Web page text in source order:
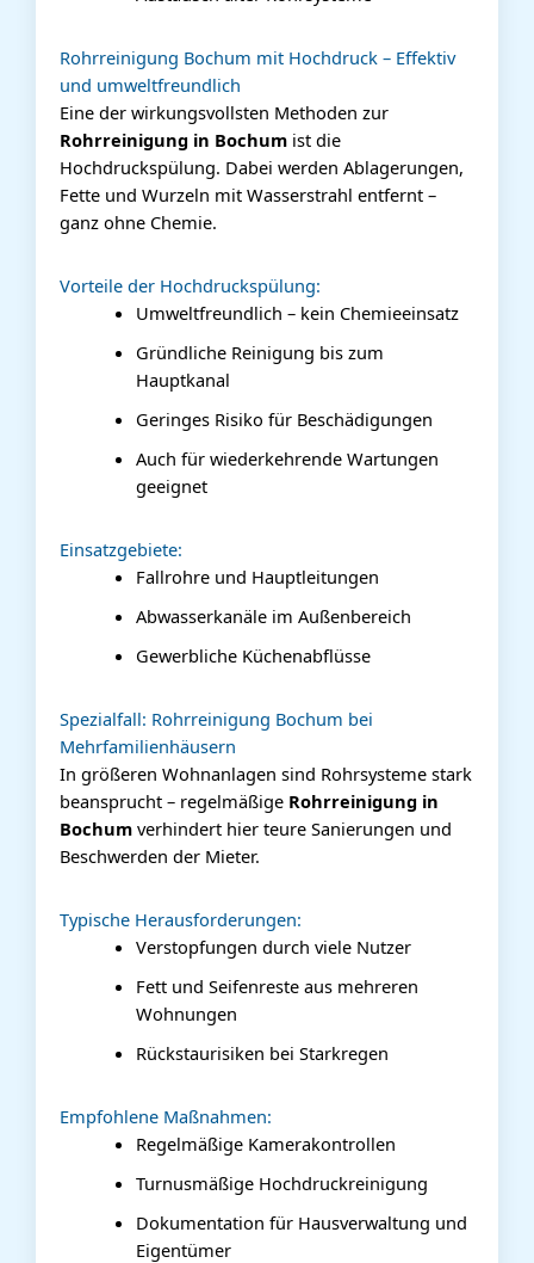
Rohrreinigung Bochum mit Hochdruck – Effektiv
und umweltfreundlich
Eine der wirkungsvollsten Methoden zur
Rohrreinigung in Bochum ist die
Hochdruckspülung. Dabei werden Ablagerungen,
Fette und Wurzeln mit Wasserstrahl entfernt –
ganz ohne Chemie.
Vorteile der Hochdruckspülung:
Umweltfreundlich – kein Chemieeinsatz
Gründliche Reinigung bis zum
Hauptkanal
Geringes Risiko für Beschädigungen
Auch für wiederkehrende Wartungen
geeignet
Einsatzgebiete:
Fallrohre und Hauptleitungen
Abwasserkanäle im Außenbereich
Gewerbliche Küchenabflüsse
Spezialfall: Rohrreinigung Bochum bei
Mehrfamilienhäusern
In größeren Wohnanlagen sind Rohrsysteme stark
beansprucht – regelmäßige Rohrreinigung in
Bochum verhindert hier teure Sanierungen und
Beschwerden der Mieter.
Typische Herausforderungen:
Verstopfungen durch viele Nutzer
Fett und Seifenreste aus mehreren
Wohnungen
Rückstaurisiken bei Starkregen
Empfohlene Maßnahmen:
Regelmäßige Kamerakontrollen
Turnusmäßige Hochdruckreinigung
Dokumentation für Hausverwaltung und
Eigentümer